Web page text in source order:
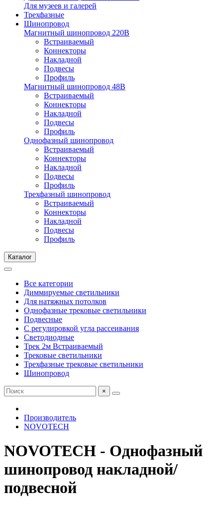
Для музеев и галерей
Трехфазные
Шинопровод
Магнитный шинопровод 220В
Встраиваемый
Коннекторы
Накладной
Подвесы
Профиль
Магнитный шинопровод 48В
Встраиваемый
Коннекторы
Накладной
Подвесы
Профиль
Однофазный шинопровод
Встраиваемый
Коннекторы
Накладной
Подвесы
Профиль
Трехфазный шинопровод
Встраиваемый
Коннекторы
Накладной
Подвесы
Профиль
Каталог
Все категории
Диммируемые светильники
Для натяжных потолков
Однофазные трековые светильники
Подвесные
С регулировкой угла рассеивания
Светодиодные
Трек 2м Встраиваемый
Трековые светильники
Трехфазные трековые светильники
Шинопровод
×
Производитель
NOVOTECH
NOVOTECH - Однофазный
шинопровод накладной/
подвесной